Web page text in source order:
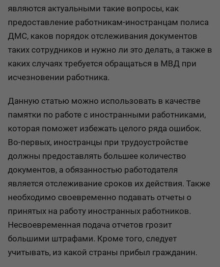
являются актуальными такие вопросы, как
предоставление работникам-иностранцам полиса
ДМС, каков порядок отслеживания документов
таких сотрудников и нужно ли это делать, а также в
каких случаях требуется обращаться в МВД при
исчезновении работника.
Данную статью можно использовать в качестве
памятки по работе с иностранными работниками,
которая поможет избежать целого ряда ошибок.
Во-первых, иностранцы при трудоустройстве
должны предоставлять большее количество
документов, а обязанностью работодателя
является отслеживание сроков их действия. Также
необходимо своевременно подавать отчеты о
принятых на работу иностранных работников.
Несвоевременная подача отчетов грозит
большими штрафами. Кроме того, следует
учитывать, из какой страны прибыл гражданин.